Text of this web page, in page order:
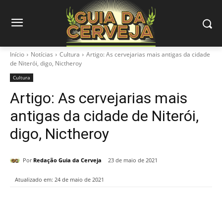
Início Notícias Cultura
Artigo: As cervejarias mais antigas da cidade
de Niterói, digo, Nictheroy
Cultura
Artigo: As cervejarias mais
antigas da cidade de Niterói,
digo, Nictheroy
Por Redação Guia da Cerveja 23 de maio de 2021
Atualizado em: 24 de maio de 2021